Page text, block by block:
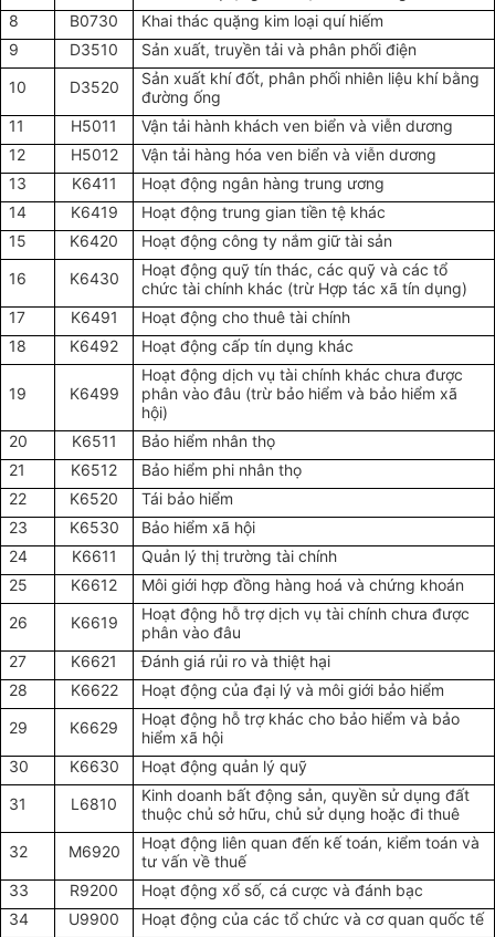
8
B0730
Khai thác quặng kim loại quí hiếm
9
D3510
Sản xuất, truyền tải và phân phối điện
10
D3520
Sản xuất khí đốt, phân phối nhiên liệu khí bằng
đường ống
11
H5011
Vận tải hành khách ven biển và viễn dương
12
H5012
Vận tải hàng hóa ven biển và viễn dương
13
K6411
Hoạt động ngân hàng trung ương
14
K6419
Hoạt động trung gian tiền tệ khác
15
K6420
Hoạt động công ty nắm giữ tài sản
16
K6430
Hoạt động quỹ tín thác, các quỹ và các tổ
chức tài chính khác (trừ Hợp tác xã tín dụng)
17
K6491
Hoạt động cho thuê tài chính
18
K6492 Hoạt động cấp tín dụng khác
19 K6499
Hoạt động dịch vụ tài chính khác chưa được
phân vào đâu (trừ bảo hiểm và bảo hiểm xã
hội)
20
K6511
Bảo hiểm nhân thọ
21
K6512
Bảo hiểm phi nhân thọ
22
K6520
Tái bảo hiểm
23
K6530
Bảo hiểm xã hội
24
K6611
Quản lý thị trường tài chính
25
K6612
Môi giới hợp đồng hàng hoá và chứng khoán
26
K6619
Hoạt động hỗ trợ dịch vụ tài chính chưa được
phân vào đâu
27
K6621
Đánh giá rủi ro và thiệt hại
28
K6622
Hoạt động của đại lý và môi giới bảo hiểm
29
K6629
Hoạt động hỗ trợ khác cho bảo hiểm và bảo
hiểm xã hội
30
K6630
Hoạt động quản lý quỹ
31
L6810
Kinh doanh bất động sản, quyền sử dụng đất
thuộc chủ sở hữu, chủ sử dụng hoặc đi thuê
32
M6920
Hoạt động liên quan đến kế toán, kiểm toán và
tư vấn về thuế
33
R9200
Hoạt động xổ số, cá cược và đánh bạc
34
U9900
Hoạt động của các tổ chức và cơ quan quốc tế